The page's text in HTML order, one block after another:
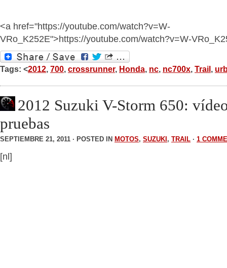
<a href="https://youtube.com/watch?v=W-
VRo_K252E">https://youtube.com/watch?v=W-
Tags: <2012, 700, crossrunner, Honda, nc, nc700x, Trail,
2012 Suzuki V-Storm 650:
pruebas
SEPTIEMBRE 21, 2011 · POSTED IN MOTOS, SUZUKI , TRAIL · 1
[nl]